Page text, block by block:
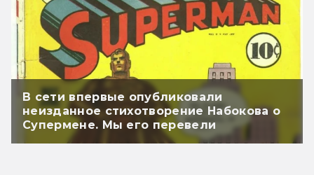
В сети впервые опубликовали
неизданное стихотворение Набокова о
Супермене. Мы его перевели